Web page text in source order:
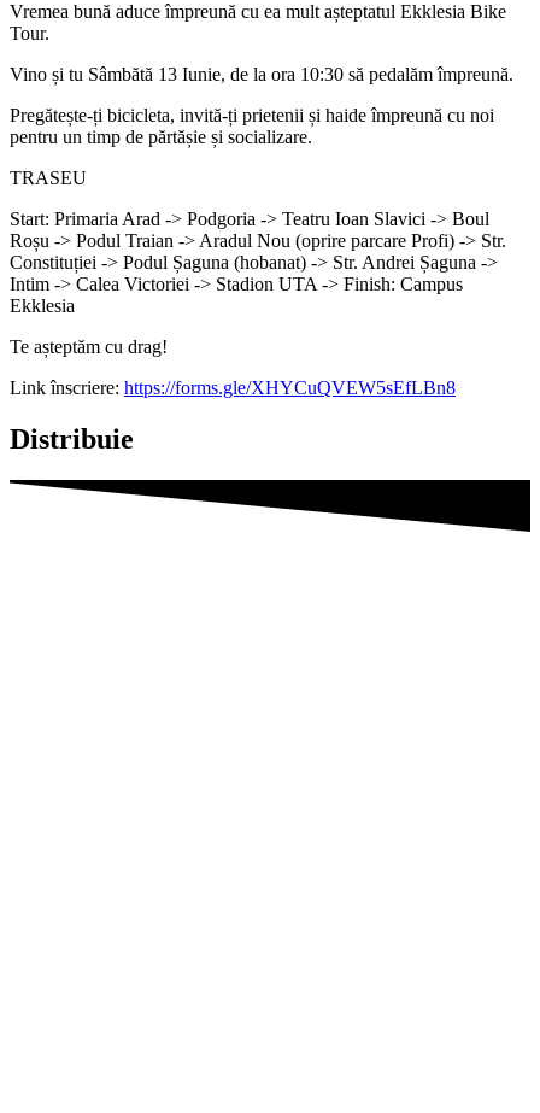
Vremea bună aduce împreună cu ea mult așteptatul Ekklesia Bike
Tour.
Vino și tu Sâmbătă 13 Iunie, de la ora 10:30 să pedalăm împreună.
Pregătește-ți bicicleta, invită-ți prietenii și haide împreună cu noi
pentru un timp de părtășie și socializare.
TRASEU
Start: Primaria Arad -> Podgoria -> Teatru Ioan Slavici -> Boul
Roșu -> Podul Traian -> Aradul Nou (oprire parcare Profi) -> Str.
Constituției -> Podul Șaguna (hobanat) -> Str. Andrei Șaguna ->
Intim -> Calea Victoriei -> Stadion UTA -> Finish: Campus
Ekklesia
Te așteptăm cu drag!
Link înscriere: https://forms.gle/XHYCuQVEW5sEfLBn8
Distribuie